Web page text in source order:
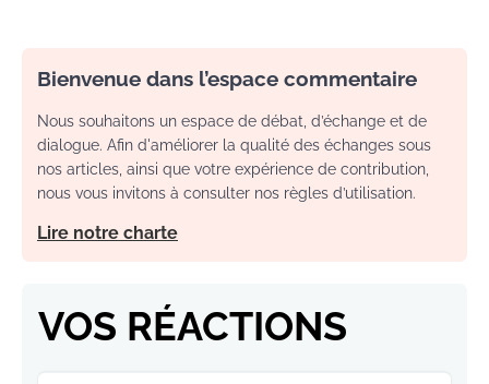
Bienvenue dans l’espace commentaire
Nous souhaitons un espace de débat, d’échange et de
dialogue. Afin d'améliorer la qualité des échanges sous
nos articles, ainsi que votre expérience de contribution,
nous vous invitons à consulter nos règles d’utilisation.
Lire notre charte
VOS RÉACTIONS